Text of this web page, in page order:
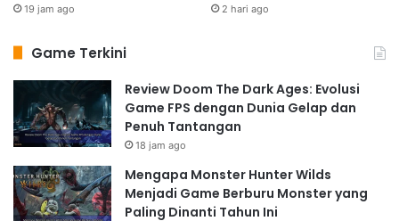
19 jam ago 2 hari ago
Game Terkini
Review Doom The Dark Ages: Evolusi
Game FPS dengan Dunia Gelap dan
Penuh Tantangan
18 jam ago
Mengapa Monster Hunter Wilds
Menjadi Game Berburu Monster yang
Paling Dinanti Tahun Ini